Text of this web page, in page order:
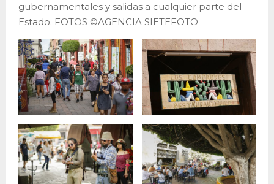
gubernamentales y salidas a cualquier parte del
Estado. FOTOS ©AGENCIA SIETEFOTO